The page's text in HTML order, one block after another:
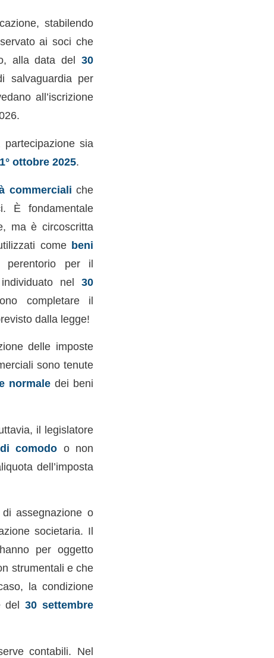
stabilendo
ai soci che
alla data del 30
salvaguardia per
all’iscrizione
sia
1° ottobre 2025.
commerciali che
È fondamentale
ma è circoscritta
come beni
perentorio per il
nel 30
completare il
dalla legge!
delle imposte
sono tenute
normaledei beni
il legislatore
comodo o non
dell’imposta
assegnazione o
societaria. Il
per oggetto
strumentali e che
la condizione
del30 settembre
contabili. Nel